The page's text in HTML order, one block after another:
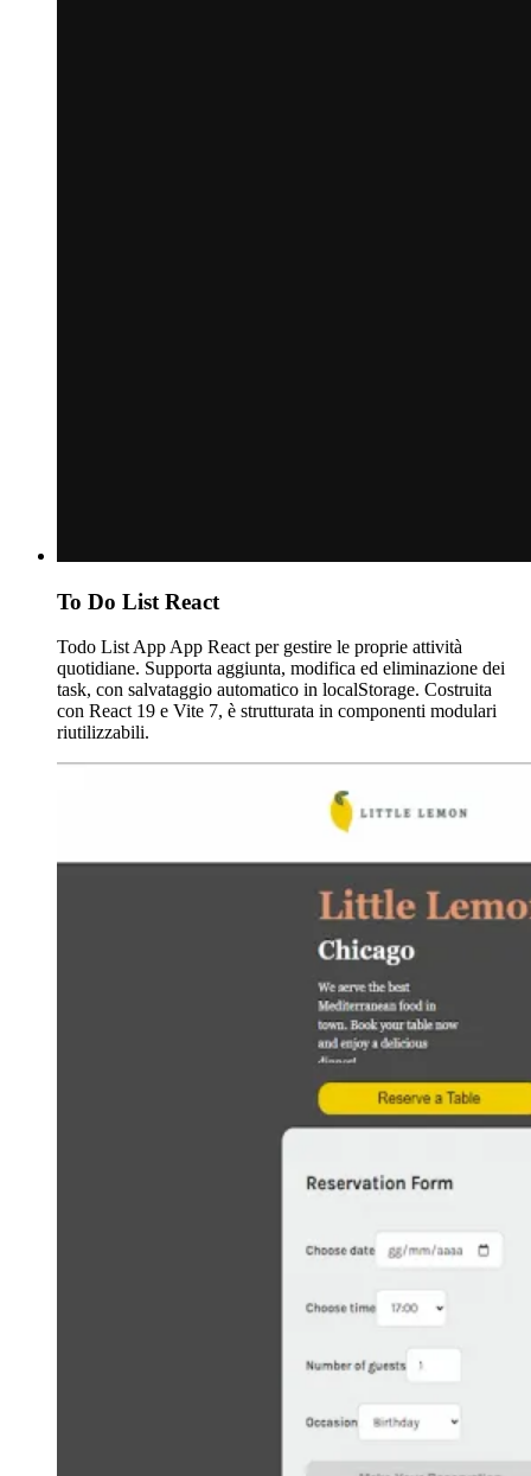
To Do List React
Todo List App App React per gestire le proprie attività
quotidiane. Supporta aggiunta, modifica ed eliminazione dei
task, con salvataggio automatico in localStorage. Costruita
con React 19 e Vite 7, è strutturata in componenti modulari
riutilizzabili.